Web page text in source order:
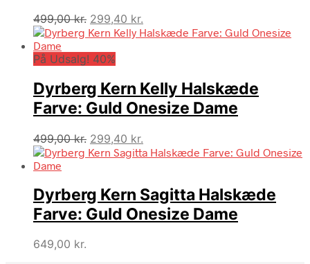
499,00kr. Den
oprindelige
var:
299,40 kr.
aktuelle
På Udsalg! 40%
Dyrberg Kern Kelly Halskæde
Farve: Guld Onesize Dame
499,00kr. Den
oprindelige
499,00 kr..
299,40 kr.
aktuelle
299,40 kr..
Dyrberg Kern Sagitta Halskæde
Farve: Guld Onesize Dame
649,00 kr.